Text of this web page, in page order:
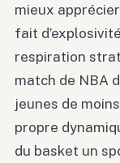
mieux
fait
respiration
match de NBA
jeunes de
propre
du basket un